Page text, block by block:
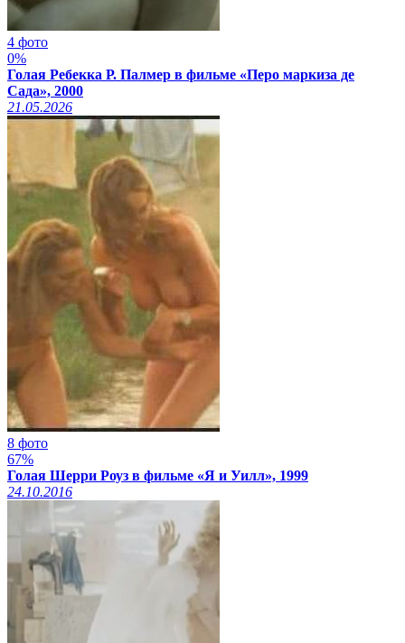
4 фото
0%
Голая Ребекка Р. Палмер в фильме «Перо маркиза де
Сада», 2000
21.05.2026
8 фото
67%
Голая Шерри Роуз в фильме «Я и Уилл», 1999
24.10.2016